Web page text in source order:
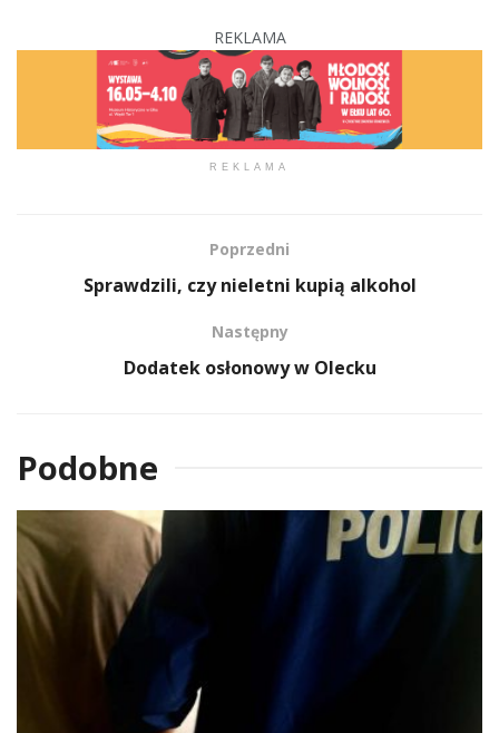
REKLAMA
REKLAMA
Poprzedni
Sprawdzili, czy nieletni kupią alkohol
Następny
Dodatek osłonowy w Olecku
Podobne